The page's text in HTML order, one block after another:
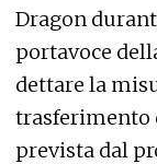
Dragon
portavoce
dettare la
trasferimento
prevista dal